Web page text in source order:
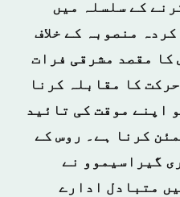
کے سلسلہ میں
منصوبہ کے خلاف
کا مقصد مشرقی فرات
کا مقابلہ کرنا
اپنے موقت کی تائید
کرنا ہے۔ روس کے
گیراسیموو نے
متبادل ادارے